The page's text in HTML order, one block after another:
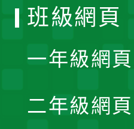
班級網頁
一年級網頁
二年級網頁